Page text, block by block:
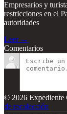
Empresarios y
restricciones en el
autoridades
Leer →
Comentarios
© 2026 Expediente
de recolección